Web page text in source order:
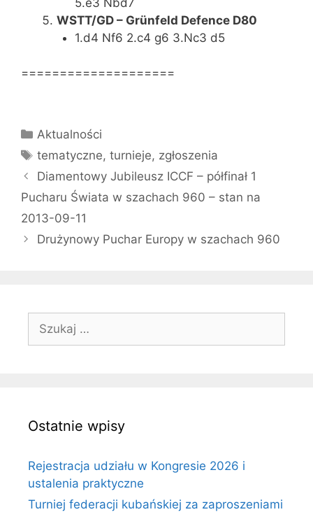
WSTT/GD – Grünfeld Defence D80
1.d4 Nf6 2.c4 g6 3.Nc3 d5
====================
Kategorie
Aktualności
Tagi
tematyczne,turnieje, zgłoszenia
Diamentowy Jubileusz ICCF – półfinał 1
Pucharu Świata w szachach 960 – stan na
2013-09-11
Drużynowy Puchar Europy w szachach 960
Ostatnie wpisy
Rejestracja udziału w Kongresie 2026 i
ustalenia praktyczne
Turniej federacji kubańskiej za zaproszeniami